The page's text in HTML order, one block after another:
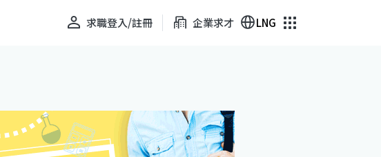
求職登入/註冊 企業求才 LNG